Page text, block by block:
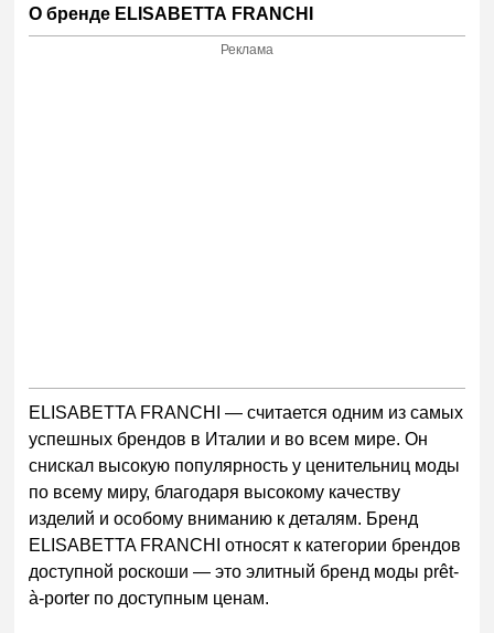
О бренде ELISABETTA FRANCHI
Реклама
ELISABETTA FRANCHI — считается одним из самых
успешных брендов в Италии и во всем мире.Он
снискал высокую популярность у ценительниц моды
по всему миру, благодаря высокому качеству
изделий и особому вниманию к деталям. Бренд
ELISABETTA FRANCHI
относят к категории брендов
доступной роскоши — это элитный бренд моды prêt-
à-porter по доступным ценам.